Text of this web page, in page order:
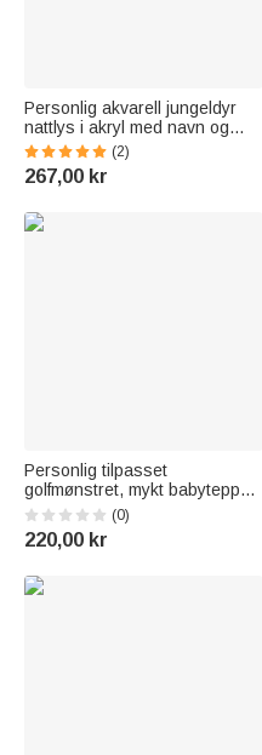
Personlig akvarell jungeldyr
nattlys i akryl med navn og
trebunn Romdekorasjon
Julegave til jenter og gutter
(2)
267,00 kr
Personlig tilpasset
golfmønstret, mykt babyteppe
med duske og navn – interiør,
baby shower- og
bursdagsgave til nyfødte og
(0)
220,00 kr